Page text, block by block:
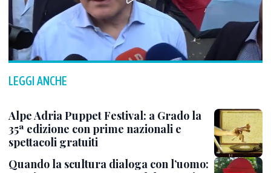
LEGGI ANCHE
Alpe Adria Puppet Festival: a Grado la
35ª edizione con prime nazionali e
spettacoli gratuiti
Quando la scultura dialoga con l’uomo: